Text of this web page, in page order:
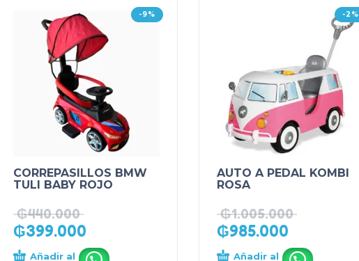
-9%
CORREPASILLOS BMW
TULI BABY ROJO
₲440.000
₲399.000
Añadir al
-2%
AUTO A PEDAL KOMBI
ROSA
₲1.005.000
₲985.000
Añadir al